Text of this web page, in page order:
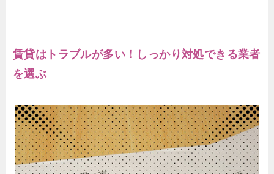
賃貸はトラブルが多い！しっかり対処できる業者
を選ぶ